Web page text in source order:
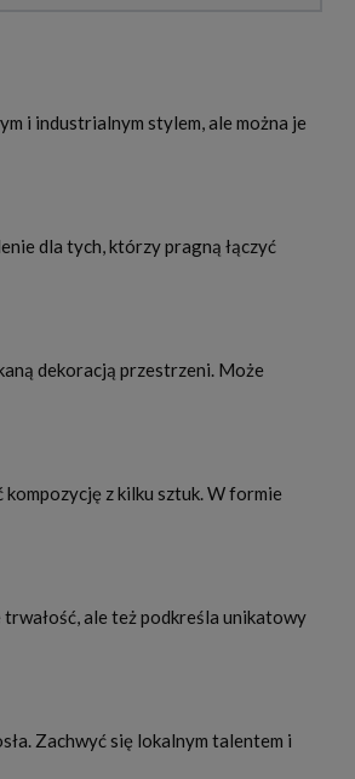
i industrialnym stylem, ale można je
dla tych, którzy pragną łączyć
dekoracją przestrzeni. Może
z kilku sztuk. W formie
ale też podkreśla unikatowy
Zachwyć się lokalnym talentem i